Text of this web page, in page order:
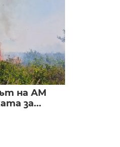
на АМ
за...